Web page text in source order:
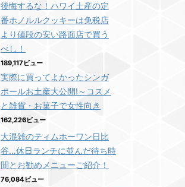
後悔するな！ハワイ土産の定
番ホノルルクッキーは免税店
より値段の安い路面店で買う
べし！
189,117ビュー
実際に買ってよかったシンガ
ポールお土産大公開!～コスメ
と雑貨・お菓子で女性向き
162,226ビュー
大混雑のティムホーワン日比
谷…休日ランチに並んだ待ち時
間とお勧めメニューご紹介！
76,084ビュー